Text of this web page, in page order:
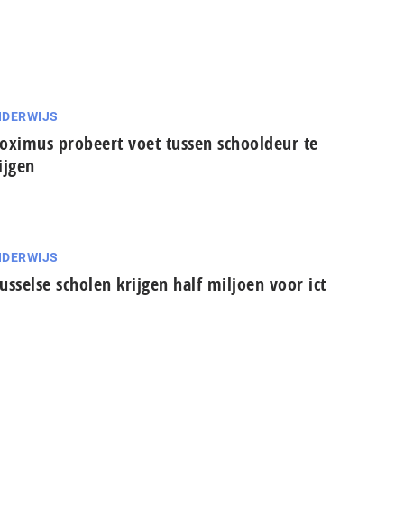
probeert voet tussen schooldeur te
scholen krijgen half miljoen voor ict